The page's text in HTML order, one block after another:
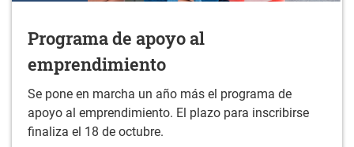
Programa de apoyo al
emprendimiento
Se pone en marcha un año más el programa de
apoyo al emprendimiento. El plazo para inscribirse
finaliza el 18 de octubre.